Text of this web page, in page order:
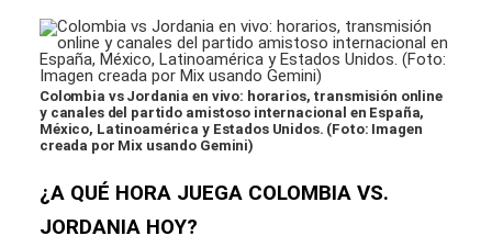
Colombia vs Jordania en vivo: horarios, transmisión online
y canales del partido amistoso internacional en España,
México, Latinoamérica y Estados Unidos. (Foto: Imagen
creada por Mix usando Gemini)
¿A QUÉ HORA JUEGA COLOMBIA VS.
JORDANIA HOY?